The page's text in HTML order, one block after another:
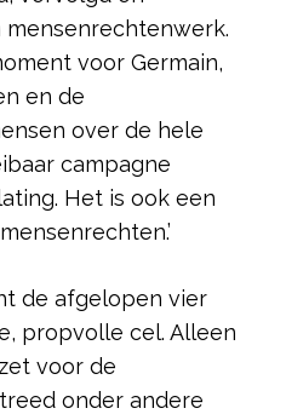
voor Germain,
en de
over de hele
campagne
Het is ook een
de afgelopen vier
propvolle cel. Alleen
voor de
onder andere